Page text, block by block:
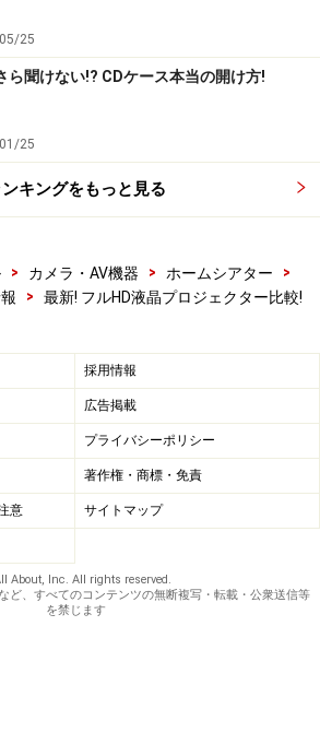
25
ら聞けない!? CDケース本当の開け方!
25
キングをもっと見る
> カメラ・AV機器 > ホームシアター
>
> 最新! フルHD液晶プロジェクター比較!
採用情報
広告掲載
プライバシーポリシー
著作権・商標・免責
意 サイトマップ
About, Inc. All rights reserved.
ど、すべてのコンテンツの無断複写・転載・公衆送信等
を禁じます